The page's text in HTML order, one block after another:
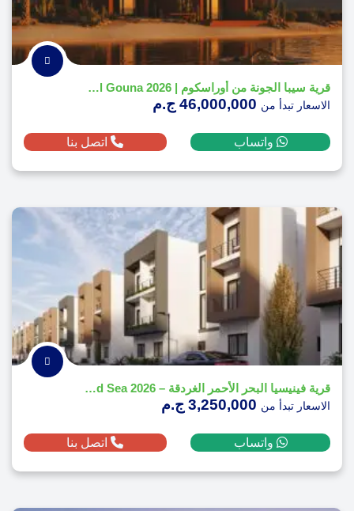
قرية سيبا الجونة من أوراسكوم | Siba El Gouna 2026
الاسعار تبدأ من
واتساب اتصل بنا
قرية فينيسيا البحر الأحمر الغردقة – Venecia Red Sea 2026
الاسعار تبدأ من
واتساب اتصل بنا